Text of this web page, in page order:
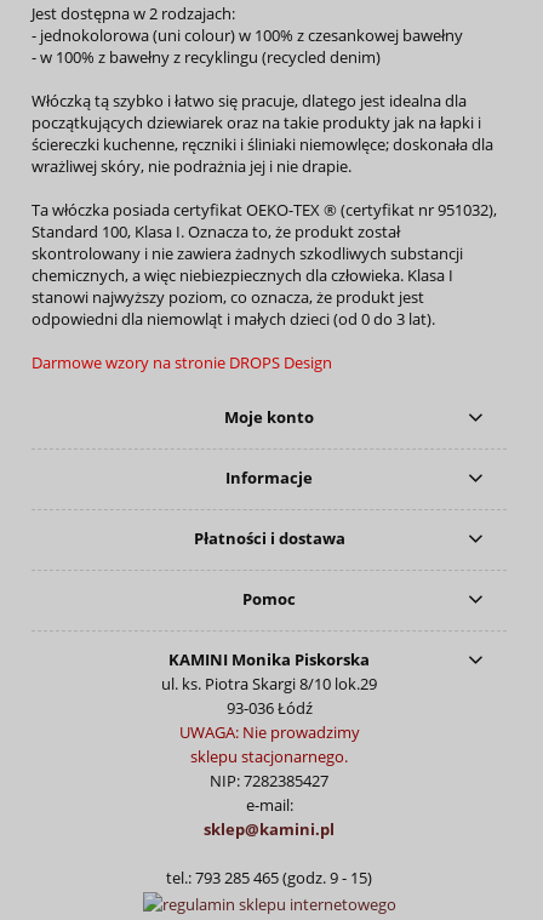
Jest dostępna w 2 rodzajach:
- jednokolorowa (uni colour) w 100% z czesankowej bawełny
- w 100% z bawełny z recyklingu (recycled denim)
Włóczką tą szybko i łatwo się pracuje, dlatego jest idealna dla
początkujących dziewiarek oraz na takie produkty jak na łapki i
ściereczki kuchenne, ręczniki i śliniaki niemowlęce; doskonała dla
wrażliwej skóry, nie podrażnia jej i nie drapie.
Ta włóczka posiada certyfikat OEKO-TEX ® (certyfikat nr 951032),
Standard 100, Klasa I. Oznacza to, że produkt został
skontrolowany i nie zawiera żadnych szkodliwych substancji
chemicznych, a więc niebiezpiecznych dla człowieka. Klasa I
stanowi najwyższy poziom, co oznacza, że produkt jest
odpowiedni dla niemowląt i małych dzieci (od 0 do 3 lat).
Darmowe wzory na stronie DROPS Design
Moje konto
Informacje
Płatności i dostawa
Pomoc
KAMINI Monika Piskorska
ul. ks. Piotra Skargi 8/10 lok.29
93-036 Łódź
UWAGA: Nie prowadzimy
sklepu stacjonarnego.
NIP: 7282385427
e-mail:
sklep@kamini.pl
tel.: 793 285 465 (godz. 9 - 15)